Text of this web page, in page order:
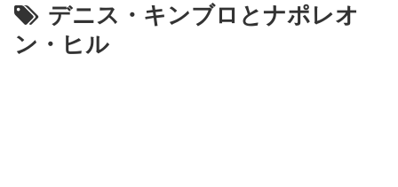
デニス・キンブロとナポレオ
ン・ヒル